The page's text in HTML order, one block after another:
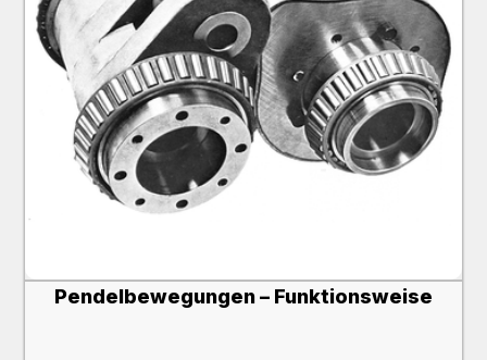
Pendelbewegungen – Funktionsweise